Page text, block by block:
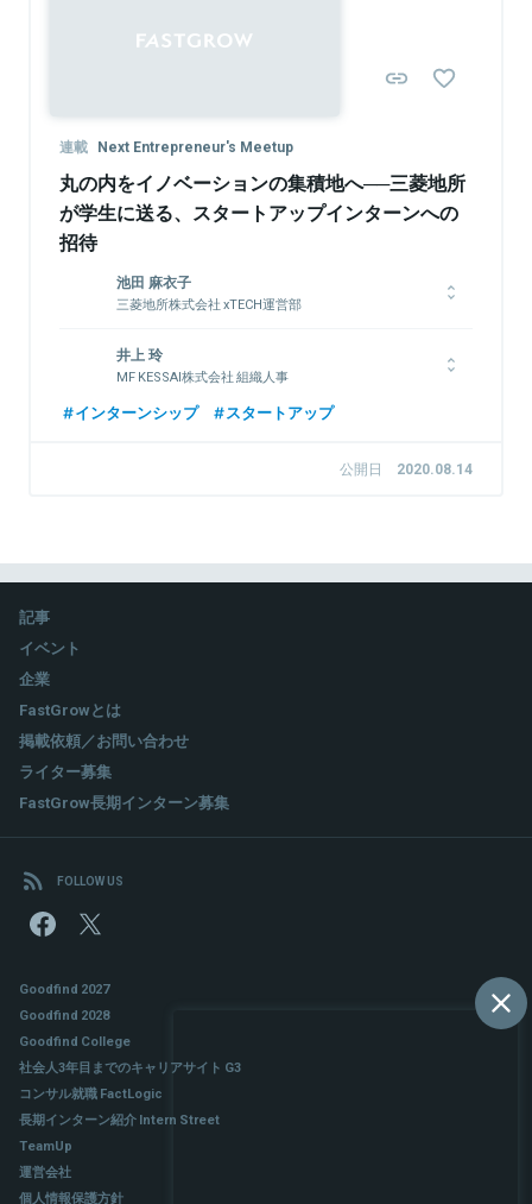
連載 Next Entrepreneur's Meetup
丸の内をイノベーションの集積地へ──三菱地所
が学生に送る、スタートアップインターンへの
招待
池田 麻衣子
三菱地所株式会社 xTECH運営部
地所レジデンス㈱へ出向、福岡への転勤を経て、2018年より現
部署に所属、国内外スタートアップの誘致やビジネス開発支援業
務等に従事。本年4月からは主に大手町・丸の内・有楽町エリア
におけるスタートアップエコシステムの推進を担当。趣味：テニ
井上 玲
MF KESSAI株式会社 組織人事
株式会社マネーフォワード グループ会社「MF KESSAI株式会社」
材採用も担当。2017年3月に採用担当としてマネーフォワード
インターンシップ スタートアップ
公開日 2020.08.14
記事
イベント
企業
FastGrowとは
掲載依頼／お問い合わせ
ライター募集
FastGrow長期インターン募集
FOLLOW US
Goodfind 2027
Goodfind 2028
Goodfind College
社会人3年目までのキャリアサイト G3
コンサル就職 FactLogic
長期インターン紹介 Intern Street
TeamUp
運営会社
個人情報保護方針